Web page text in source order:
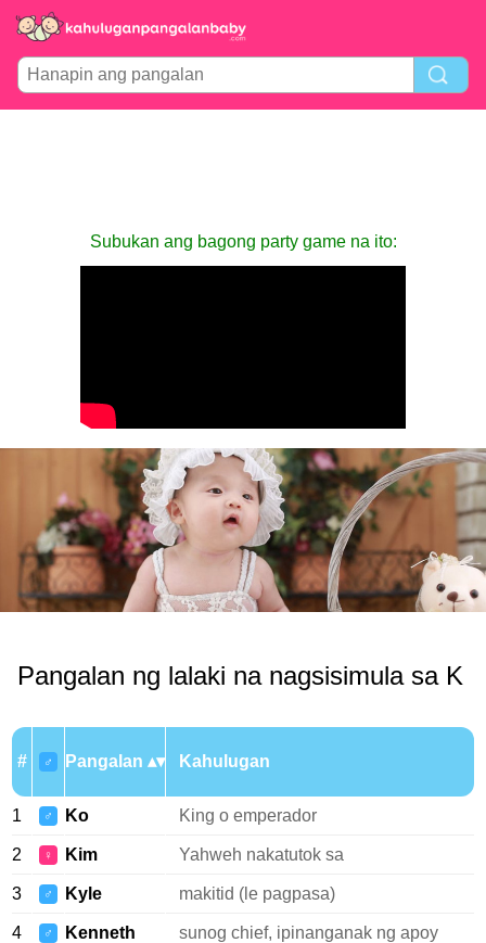
Subukan ang bagong party game na ito:
Pangalan ng lalaki na nagsisimula sa K
# ♂ Pangalan Kahulugan
1 ♂ Ko King o emperador
2 ♀ Kim Yahweh nakatutok sa
3 ♂ Kyle makitid (le pagpasa)
4 ♂ Kenneth sunog chief, ipinanganak ng apoy